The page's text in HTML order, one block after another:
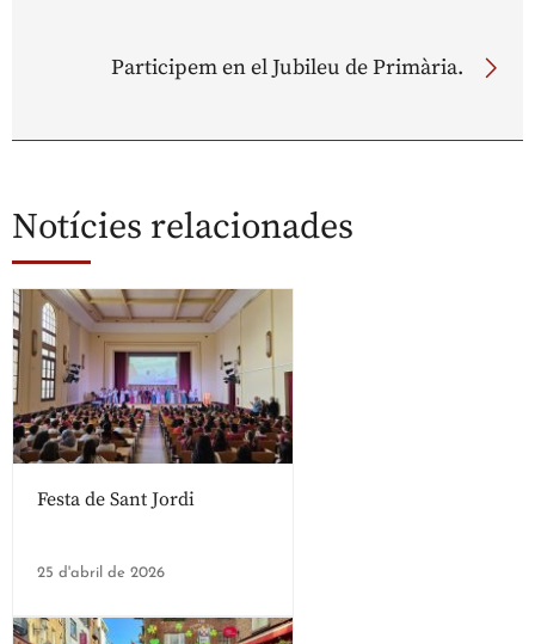
Participem en el Jubileu de Primària.
Notícies relacionades
Festa de Sant Jordi
25 d'abril de 2026